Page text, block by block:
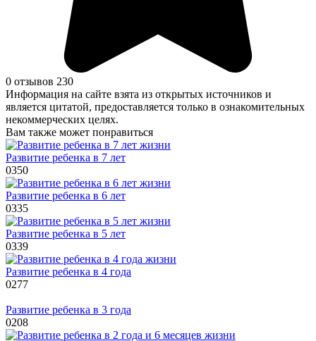
0 отзывов 230
Информация на сайте взята из открытых источников и
является цитатой, предоставляется только в ознакомительных
некоммерческих целях.
Вам также может понравиться
Развитие ребенка в 7 лет
0350
Развитие ребенка в 6 лет
0335
Развитие ребенка в 5 лет
0339
Развитие ребенка в 4 года
0277
Развитие ребенка в 3 года
0208